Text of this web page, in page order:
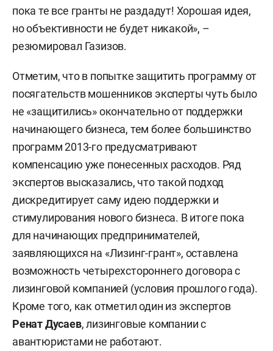
пока те все гранты не раздадут! Хорошая идея,
но объективности не будет никакой», –
резюмировал Газизов.
Отметим, что в попытке защитить программу от
посягательств мошенников эксперты чуть было
не «защитились» окончательно от поддержки
начинающего бизнеса, тем более большинство
программ 2013-го предусматривают
компенсацию уже понесенных расходов. Ряд
экспертов высказались, что такой подход
дискредитирует саму идею поддержки и
стимулирования нового бизнеса. В итоге пока
для начинающих предпринимателей,
заявляющихся на «Лизинг-грант», оставлена
возможность четырехстороннего договора с
лизинговой компанией (условия прошлого года).
Кроме того, как отметил один из экспертов
Ренат Дусаев, лизинговые компании с
авантюристами не работают.